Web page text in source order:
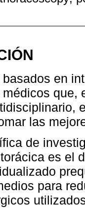
en
que,
las
de
es el
para